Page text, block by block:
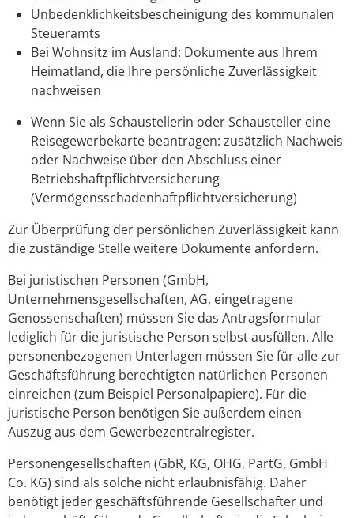
Unbedenklichkeitsbescheinigung des kommunalen
Steueramts
Bei Wohnsitz im Ausland: Dokumente aus Ihrem
Heimatland, die Ihre persönliche Zuverlässigkeit
nachweisen
Wenn Sie als Schaustellerin oder Schausteller eine
Reisegewerbekarte beantragen: zusätzlich Nachweis
oder Nachweise über den Abschluss einer
Betriebshaftpflichtversicherung
(Vermögensschadenhaftpflichtversicherung)
Zur Überprüfung der persönlichen Zuverlässigkeit kann
die zuständige Stelle weitere Dokumente anfordern.
Bei juristischen Personen (GmbH,
Unternehmensgesellschaften, AG, eingetragene
Genossenschaften) müssen Sie das Antragsformular
lediglich für die juristische Person selbst ausfüllen. Alle
personenbezogenen Unterlagen müssen Sie für alle zur
Geschäftsführung berechtigten natürlichen Personen
einreichen (zum Beispiel Personalpapiere). Für die
juristische Person benötigen Sie außerdem einen
Auszug aus dem Gewerbezentralregister.
Personengesellschaften (GbR, KG, OHG, PartG, GmbH
Co. KG) sind als solche nicht erlaubnisfähig. Daher
benötigt jeder geschäftsführende Gesellschafter und